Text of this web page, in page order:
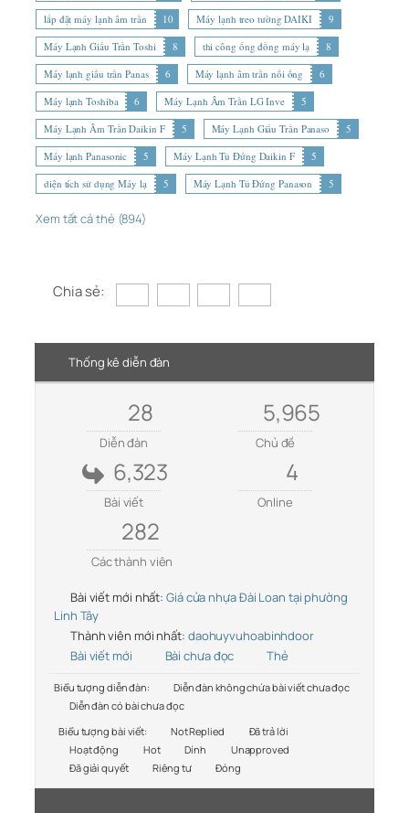
lắp đặt máy lạnh âm trần
10 Máy lạnh treo tường DAIKI
9
Máy Lạnh Giấu Trần Toshi
8 thi công ống đồng máy lạ
8
Máy lạnh giấu trần Panas
6 Máy lạnh âm trần nối ống
6
Máy lạnh Toshiba
6 Máy Lạnh Âm Trần LG Inve
5
Máy Lạnh Âm Trần Daikin F
5 Máy Lạnh Giấu Trần Panaso
5
Máy lạnh Panasonic
5 Máy Lạnh Tủ Đứng Daikin F
5
diện tích sử dụng Máy lạ
5 Máy Lạnh Tủ Đứng Panason 5
Xem tất cả thẻ (894)
Chia sẻ:
Thống kê diễn đàn
28
Diễn đàn
5,965
Chủ đề
6,323
Bài viết
4
Online
282
Các thành viên
Bài viết mới nhất: Giá cửa nhựa Đài Loan tại phường
Linh Tây
Thành viên mới nhất: daohuyvuhoabinhdoor
Bài viết mới
Bài chưa đọc Thẻ
Biểu tượng diễn đàn:
Diễn đàn không chứa bài viết chưa đọc
Diễn đàn có bài chưa đọc
Biểu tượng bài viết:
Not Replied
Đã trả lời
Hoạt động
Hot Dính
Unapproved
Đã giải quyết
Riêng tư Đóng